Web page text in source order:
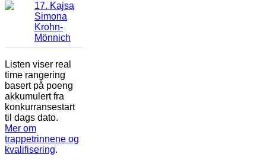
17. Kajsa
Simona
Krohn-
Mönnich
Listen viser real
time rangering
basert på poeng
akkumulert fra
konkurransestart
til dags dato.
Mer om
trappetrinnene og
kvalifisering.